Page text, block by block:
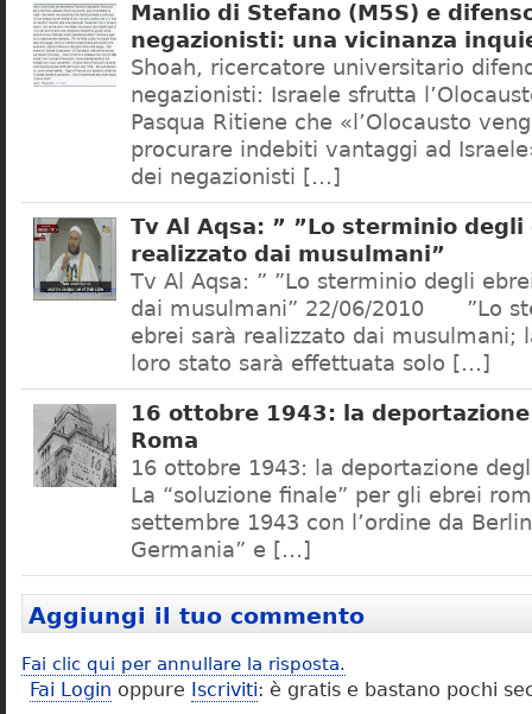
Manlio di Stefano (M5S) e
negazionisti: una vicinanza
Shoah, ricercatore universitario
negazionisti: Israele sfrutta
Pasqua Ritiene che «l’Olocausto
procurare indebiti vantaggi ad
dei negazionisti […]
Tv Al Aqsa: ” ”Lo sterminio degli
realizzato dai musulmani”
Tv Al Aqsa: ” ”Lo sterminio degli
dai musulmani” 22/06/2010 ”Lo
ebrei sarà realizzato dai musulmani;
loro stato sarà effettuata solo […]
16 ottobre 1943: la
Roma
16 ottobre 1943: la deportazione
La “soluzione finale” per gli ebrei
settembre 1943 con l’ordine da
Germania” e […]
Aggiungi il tuo commento
Fai clic qui per annullare la risposta.
Fai Login oppure Iscriviti: è gratis e bastano pochi